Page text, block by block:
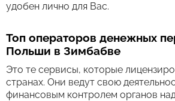
удобен лично для Вас.
Топ операторов денежных
Польши в Зимбабве
Это те сервисы, которые
странах. Они ведут свою
финансовым контролем органов